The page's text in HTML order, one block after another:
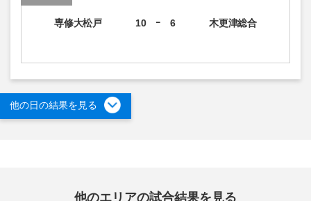
専修大松戸 10 ｰ 6 木更津総合
他の日の結果を見る
他のエリアの試合結果を見る